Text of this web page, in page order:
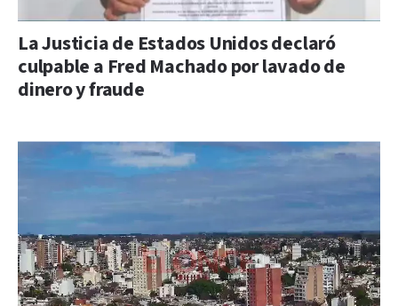
La Justicia de Estados Unidos declaró
culpable a Fred Machado por lavado de
dinero y fraude